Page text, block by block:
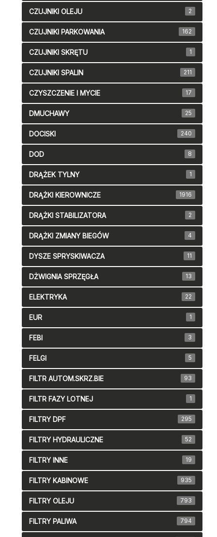
CZUJNIKI OLEJU 2
CZUJNIKI PARKOWANIA 162
CZUJNIKI SKRĘTU 1
CZUJNIKI SPALIN 211
CZYSZCZENIE I MYCIE 17
DMUCHAWY 25
DOCISKI 240
DOD 8
DRĄŻEK TYLNY 1
DRĄŻKI KIEROWNICZE 1916
DRĄŻKI STABILIZATORA 2
DRĄŻKI ZMIANY BIEGÓW 4
DYSZE SPRYSKIWACZA 11
DŻWIGNIA SPRZĘGŁA 13
ELEKTRYKA 22
EUR 1
FEBI 3
FELGI 5
FILTR AUTOM.SKRZ.BIE 93
FILTR FAZY LOTNEJ 1
FILTRY DPF 295
FILTRY HYDRAULICZNE 52
FILTRY INNE 19
FILTRY KABINOWE 935
FILTRY OLEJU 793
FILTRY PALIWA 794